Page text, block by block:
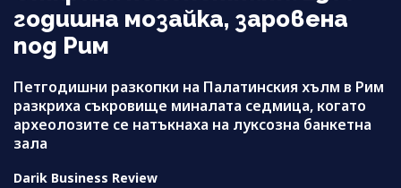
годишна мозайка, заровена
под Рим
Петгодишни разкопки на Палатинския хълм в Рим
разкриха съкровище миналата седмица, когато
археолозите се натъкнаха на луксозна банкетна
зала
Darik Business Review